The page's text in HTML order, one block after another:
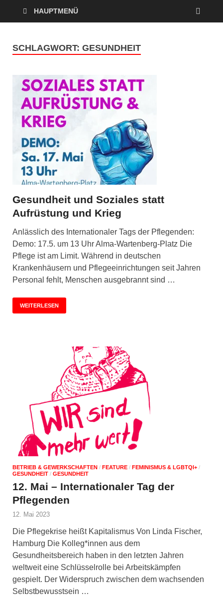
HAUPTMENÜ
SCHLAGWORT: GESUNDHEIT
Gesundheit und Soziales statt
Aufrüstung und Krieg
Anlässlich des Internationaler Tags der Pflegenden:
Demo: 17.5. um 13 Uhr Alma-Wartenberg-Platz Die
Pflege ist am Limit. Während in deutschen
Krankenhäusern und Pflegeeinrichtungen seit Jahren
Personal fehlt, Menschen ausgebrannt sind …
WEITERLESEN
BETRIEB & GEWERKSCHAFTEN / FEATURE / FEMINISMUS & LGBTQI+ /
GESUNDHEIT / GESUNDHEIT
12. Mai – Internationaler Tag der
Pflegenden
12. Mai 2023
Die Pflegekrise heißt Kapitalismus Von Linda Fischer,
Hamburg Die Kolleg*innen aus dem
Gesundheitsbereich haben in den letzten Jahren
weltweit eine Schlüsselrolle bei Arbeitskämpfen
gespielt. Der Widerspruch zwischen dem wachsenden
Selbstbewusstsein …